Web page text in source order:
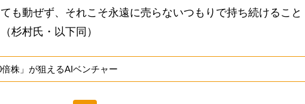
も動ぜず、それこそ永遠に売らないつもりで持ち続けること
杉村氏・以下同）
株」が狙えるAIベンチャー